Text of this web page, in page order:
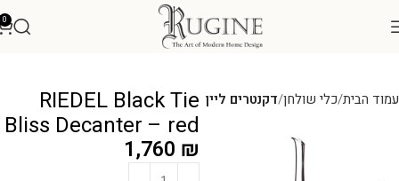
0
עמוד הבית כלי שולחן דקנטרים ליין RIEDEL Black Tie
Bliss Decanter – red
1,760 ₪